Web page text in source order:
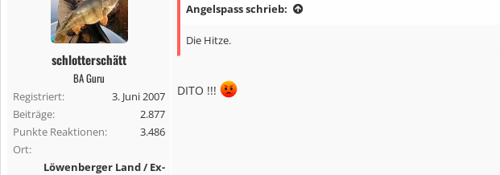
i
o
n
schlotterschätt
BA Guru
Registriert
3. Juni 2007
Beiträge
2.877
Punkte Reaktionen
3.486
Ort
Löwenberger Land / Ex-
Angelspass schrieb:
Die Hitze.
DITO !!!